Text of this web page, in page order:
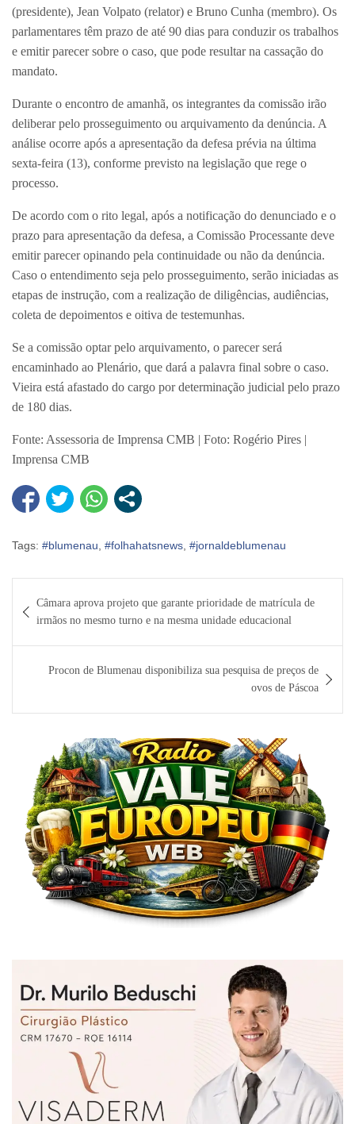
(presidente), Jean Volpato (relator) e Bruno Cunha (membro). Os
parlamentares têm prazo de até 90 dias para conduzir os trabalhos
e emitir parecer sobre o caso, que pode resultar na cassação do
mandato.
Durante o encontro de amanhã, os integrantes da comissão irão
deliberar pelo prosseguimento ou arquivamento da denúncia. A
análise ocorre após a apresentação da defesa prévia na última
sexta-feira (13), conforme previsto na legislação que rege o
processo.
De acordo com o rito legal, após a notificação do denunciado e o
prazo para apresentação da defesa, a Comissão Processante deve
emitir parecer opinando pela continuidade ou não da denúncia.
Caso o entendimento seja pelo prosseguimento, serão iniciadas as
etapas de instrução, com a realização de diligências, audiências,
coleta de depoimentos e oitiva de testemunhas.
Se a comissão optar pelo arquivamento, o parecer será
encaminhado ao Plenário, que dará a palavra final sobre o caso.
Vieira está afastado do cargo por determinação judicial pelo prazo
de 180 dias.
Fonte: Assessoria de Imprensa CMB | Foto: Rogério Pires |
Imprensa CMB
Tags: #blumenau, #folhahatsnews, #jornaldeblumenau
de
Post
Câmara aprova projeto que garante prioridade de matrícula de
irmãos no mesmo turno e na mesma unidade educacional
Procon de Blumenau disponibiliza sua pesquisa de preços de
ovos de Páscoa